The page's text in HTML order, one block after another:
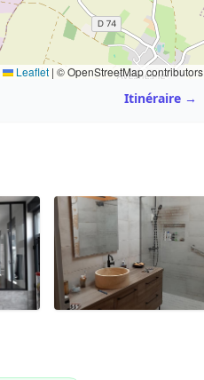
Leaflet | © OpenStreetMap contributors
Itinéraire →